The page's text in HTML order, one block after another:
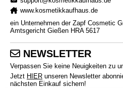
www.kosmetikkaufhaus.de
ein Unternehmen der Zapf Cosmetic
Amtsgericht Gießen HRA 5617
NEWSLETTER
Verpassen Sie keine Neuigkeiten zu
Jetzt HIER unseren Newsletter
nächsten Einkauf sichern!